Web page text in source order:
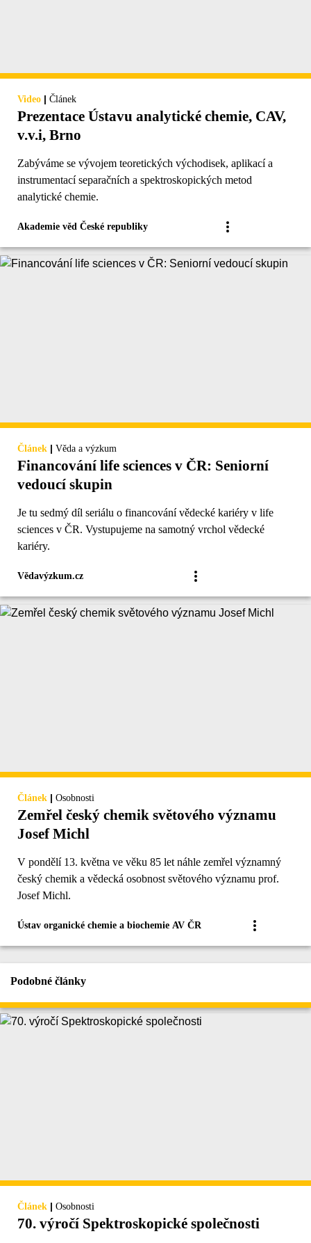
Video | Článek
Prezentace Ústavu analytické chemie, CAV,
v.v.i, Brno
Zabýváme se vývojem teoretických východisek, aplikací a
instrumentací separačních a spektroskopických metod
analytické chemie.
Akademie věd České republiky
Článek | Věda a výzkum
Financování life sciences v ČR: Seniorní
vedoucí skupin
Je tu sedmý díl seriálu o financování vědecké kariéry v life
sciences v ČR. Vystupujeme na samotný vrchol vědecké
kariéry.
Vědavýzkum.cz
Článek | Osobnosti
Zemřel český chemik světového významu
Josef Michl
V pondělí 13. května ve věku 85 let náhle zemřel významný
český chemik a vědecká osobnost světového významu prof.
Josef Michl.
Ústav organické chemie a biochemie AV ČR
Podobné články
Článek | Osobnosti
70. výročí Spektroskopické společnosti